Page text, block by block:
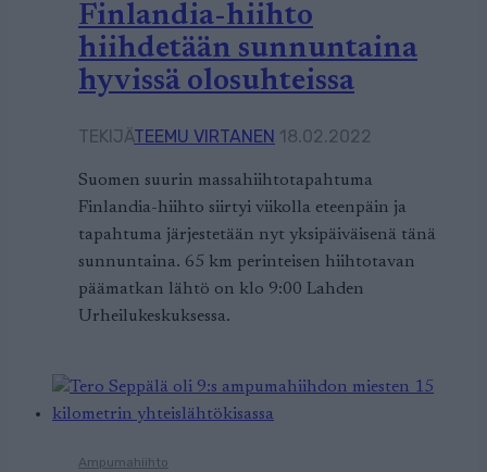
Finlandia-hiihto
hiihdetään sunnuntaina
hyvissä olosuhteissa
TEKIJÄTEEMU VIRTANEN 18.02.2022
Suomen suurin massahiihtotapahtuma
Finlandia-hiihto siirtyi viikolla eteenpäin ja
tapahtuma järjestetään nyt yksipäiväisenä tänä
sunnuntaina. 65 km perinteisen hiihtotavan
päämatkan lähtö on klo 9:00 Lahden
Urheilukeskuksessa.
Ampumahiihto